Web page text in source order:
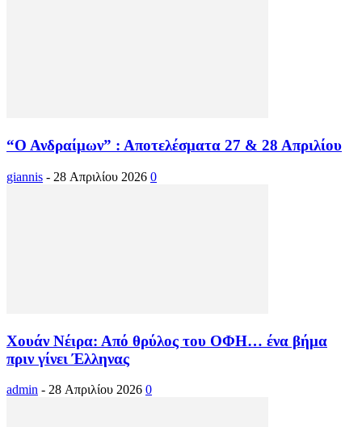
“Ο Ανδραίμων” : Αποτελέσματα 27 & 28 Απριλίου
giannis - 28 Απριλίου 2026 0
Χουάν Νέιρα: Από θρύλος του ΟΦΗ… ένα βήμα
πριν γίνει Έλληνας
admin - 28 Απριλίου 2026 0